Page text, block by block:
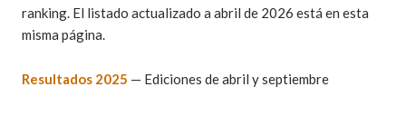
ranking. El listado actualizado a abril de 2026 está en esta
misma página.
Resultados 2025 — Ediciones de abril y septiembre